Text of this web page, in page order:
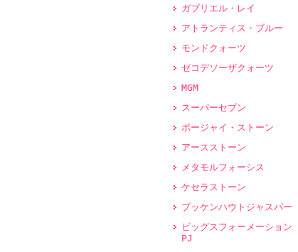
ガブリエル・レイ
アトランティス・ブルー
モンドクォーツ
ゼコデソーザクォーツ
MGM
スーパーセブン
ボージャイ・ストーン
アースストーン
メタモルフォーシス
ケセラストーン
ブッケンハウトジャスパー
ビッグスフォーメーション
PJ